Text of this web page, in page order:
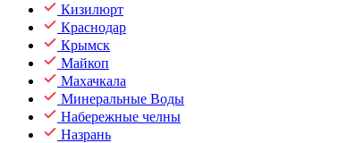
Кизилюрт
Краснодар
Крымск
Майкоп
Махачкала
Минеральные Воды
Набережные челны
Назрань